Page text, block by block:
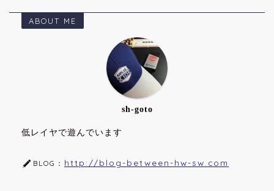
ABOUT ME
sh-goto
低レイヤで遊んでいます
BLOG： http://blog-between-hw-sw.com